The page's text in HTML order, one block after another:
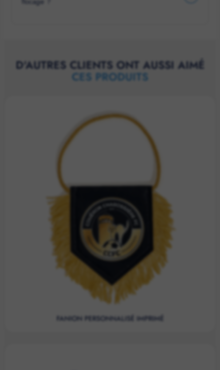
D'AUTRES CLIENTS ONT AUSSI AIMÉ
CES PRODUITS
FANION PERSONNALISÉ IMPRIMÉ